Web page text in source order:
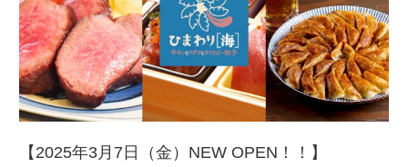
【2025年3月7日（金）NEW OPEN！！】